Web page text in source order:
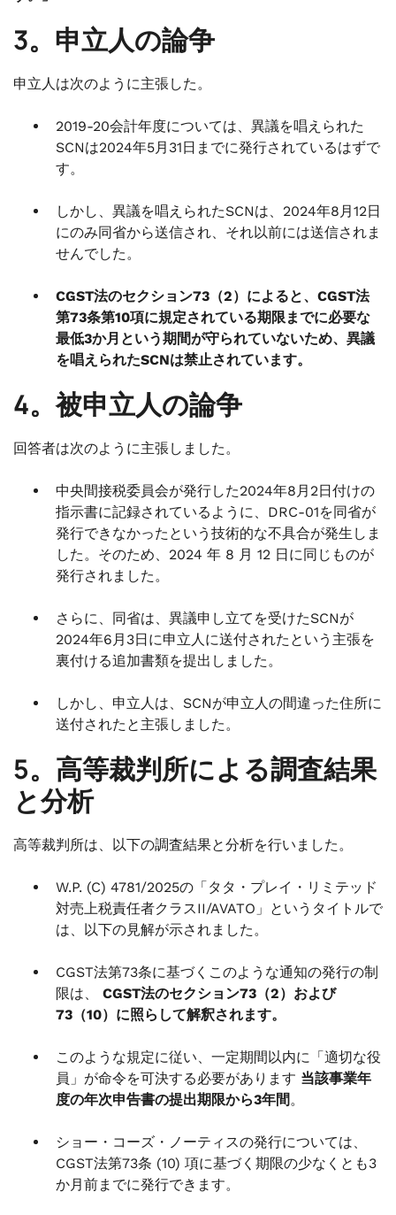
3。申立人の論争
申立人は次のように主張した。
2019-20会計年度については、異議を唱えられた
SCNは2024年5月31日までに発行されているはずで
す。
しかし、異議を唱えられたSCNは、2024年8月12日
にのみ同省から送信され、それ以前には送信されま
せんでした。
CGST法のセクション73（2）によると、CGST法
第73条第10項に規定されている期限までに必要な
最低3か月という期間が守られていないため、異議
を唱えられたSCNは禁止されています。
4。被申立人の論争
回答者は次のように主張しました。
中央間接税委員会が発行した2024年8月2日付けの
指示書に記録されているように、DRC-01を同省が
発行できなかったという技術的な不具合が発生しま
した。そのため、2024 年 8 月 12 日に同じものが
発行されました。
さらに、同省は、異議申し立てを受けたSCNが
2024年6月3日に申立人に送付されたという主張を
裏付ける追加書類を提出しました。
しかし、申立人は、SCNが申立人の間違った住所に
送付されたと主張しました。
5。高等裁判所による調査結果
と分析
高等裁判所は、以下の調査結果と分析を行いました。
W.P. (C) 4781/2025の「タタ・プレイ・リミテッド
対売上税責任者クラスII/AVATO」というタイトルで
は、以下の見解が示されました。
CGST法第73条に基づくこのような通知の発行の制
限は、 CGST法のセクション73（2）および
73（10）に照らして解釈されます。
このような規定に従い、一定期間以内に「適切な役
員」が命令を可決する必要があります 当該事業年
度の年次申告書の提出期限から3年間。
ショー・コーズ・ノーティスの発行については、
CGST法第73条 (10) 項に基づく期限の少なくとも3
か月前までに発行できます。